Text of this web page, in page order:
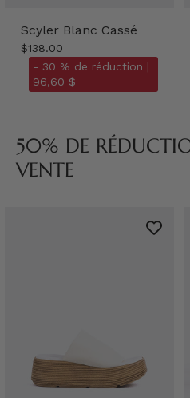
Scyler Blanc Cassé
$138.00
- 30 % de réduction |
96,60 $
50% DE
VENTE